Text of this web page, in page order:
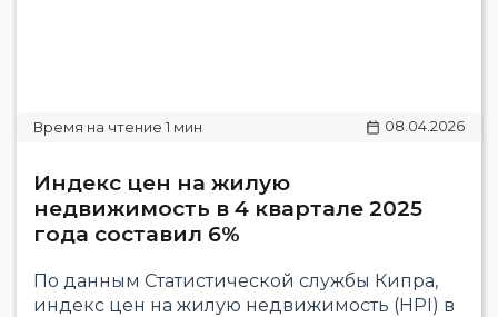
08.04.2026
Индекс цен на жилую
недвижимость в 4 квартале 2025
года составил 6%
По данным Статистической службы Кипра,
индекс цен на жилую недвижимость (HPI) в